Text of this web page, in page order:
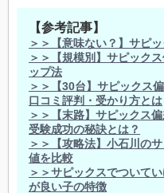
【参考記事】
＞＞【意味ない？】サピ
＞＞【規模別】サピック
ップ法
＞＞【30台】サピックス
口コミ評判・受かり方とは
＞＞【末路】サピックス
受験成功の秘訣とは？
＞＞【攻略法】小石川の
値を比較
＞＞サピックスでついて
が良い子の特徴